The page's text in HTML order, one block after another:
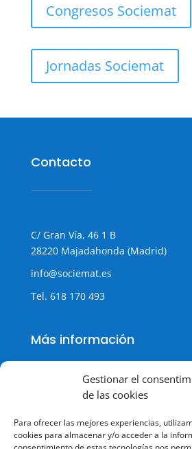
Gestionar el
de las cookies
Para ofrecer las mejores experiencias,
cookies para almacenar y/o acceder a la
Congresos Sociemat
Jornadas Sociemat
Contacto
C/ Gran Vía, 46 1 B
28220 Majadahonda (Madrid)
info@sociemat.es
Tel. 618 170 493
Más información
Política de Privacidad